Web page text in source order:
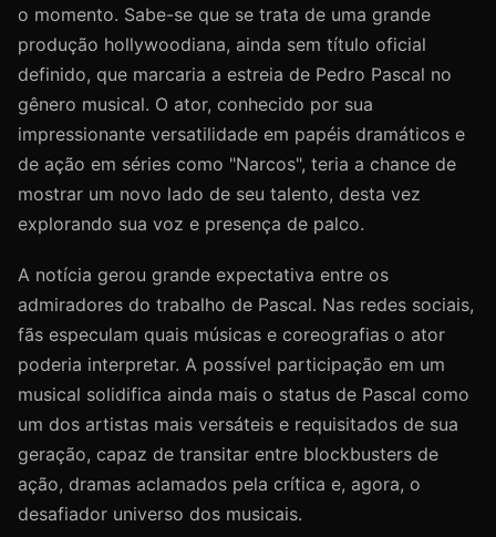
o momento. Sabe-se que se trata de uma grande
produção hollywoodiana, ainda sem título oficial
definido, que marcaria a estreia de Pedro Pascal no
gênero musical. O ator, conhecido por sua
impressionante versatilidade em papéis dramáticos e
de ação em séries como "Narcos", teria a chance de
mostrar um novo lado de seu talento, desta vez
explorando sua voz e presença de palco.
A notícia gerou grande expectativa entre os
admiradores do trabalho de Pascal. Nas redes sociais,
fãs especulam quais músicas e coreografias o ator
poderia interpretar. A possível participação em um
musical solidifica ainda mais o status de Pascal como
um dos artistas mais versáteis e requisitados de sua
geração, capaz de transitar entre blockbusters de
ação, dramas aclamados pela crítica e, agora, o
desafiador universo dos musicais.